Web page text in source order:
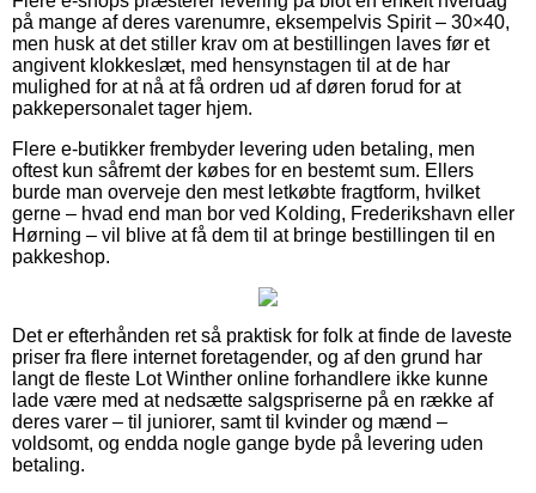
på mange af deres varenumre, eksempelvis Spirit – 30×40,
men husk at det stiller krav om at bestillingen laves før et
angivent klokkeslæt, med hensynstagen til at de har
mulighed for at nå at få ordren ud af døren forud for at
pakkepersonalet tager hjem.
Flere e-butikker frembyder levering uden betaling, men
oftest kun såfremt der købes for en bestemt sum. Ellers
burde man overveje den mest letkøbte fragtform, hvilket
gerne – hvad end man bor ved Kolding, Frederikshavn eller
Hørning – vil blive at få dem til at bringe bestillingen til en
pakkeshop.
Det er efterhånden ret så praktisk for folk at finde de laveste
priser fra flere internet foretagender, og af den grund har
langt de fleste Lot Winther online forhandlere ikke kunne
lade være med at nedsætte salgspriserne på en række af
deres varer – til juniorer, samt til kvinder og mænd –
voldsomt, og endda nogle gange byde på levering uden
betaling.